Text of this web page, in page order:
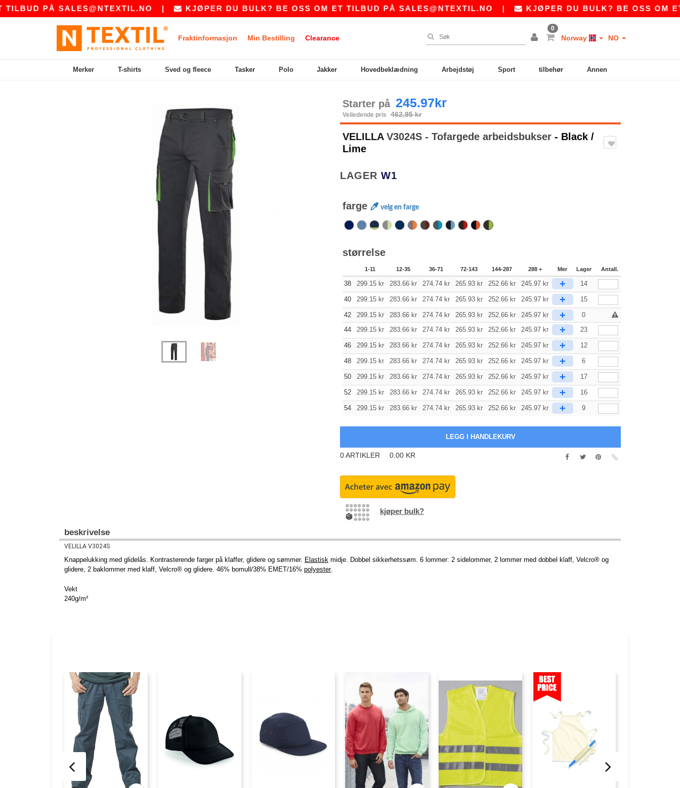
PÅSALES@NTEXTIL.NO| KJØPER DU BULK? BE OSS OM ET TILBUD PÅSALES@NTEXTIL.NO| KJØPER DU BULK? BE OSS OM ET
Fraktinformasjon Min Bestilling Clearance
0
Norway NO
Merker T-shirts Sved og fleece Tasker Polo Jakker Hovedbeklædning Arbejdstøj Sport tilbehør Annen
Starter på 245.97kr
Veiledende pris 462,95 kr
VELILLAV3024S - Tofargede arbeidsbukser - Black /
Lime
LAGER W1
farge velg en farge
størrelse
1-11 12-35 36-71 72-143 144-287 288 + Mer Lager Antall.
38 299.15 kr 283.66 kr 274.74 kr 265.93 kr 252.66 kr 245.97 kr + 14
40 299.15 kr 283.66 kr 274.74 kr 265.93 kr 252.66 kr 245.97 kr + 15
42 299.15 kr 283.66 kr 274.74 kr 265.93 kr 252.66 kr 245.97 kr +
0
44
299.15 kr 283.66 kr 274.74 kr 265.93 kr 252.66 kr 245.97 kr + 23
46 299.15 kr 283.66 kr 274.74 kr 265.93 kr 252.66 kr 245.97 kr + 12
48 299.15 kr 283.66 kr 274.74 kr 265.93 kr 252.66 kr 245.97 kr + 6
50 299.15 kr 283.66 kr 274.74 kr 265.93 kr 252.66 kr 245.97 kr + 17
52 299.15 kr 283.66 kr 274.74 kr 265.93 kr 252.66 kr 245.97 kr + 16
54 299.15 kr 283.66 kr 274.74 kr 265.93 kr 252.66 kr 245.97 kr + 9
0ARTIKLER 0.00 KR
kjøper bulk?
beskrivelse
VELILLA V3024S
Knappelukking med glidelås. Kontrasterende farger på klaffer, glidere og sømmer. Elastisk midje. Dobbel sikkerhetssøm. 6 lommer: 2 sidelommer, 2 lommer med dobbel klaff, Velcro® og
glidere, 2 baklommer med klaff, Velcro® og glidere. 46% bomull/38% EMET/16% polyester.
Vekt
240g/m²